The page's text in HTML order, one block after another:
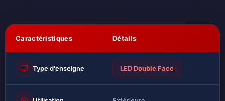
Caractéristiques Détails
Type d'enseigne LED Double Face